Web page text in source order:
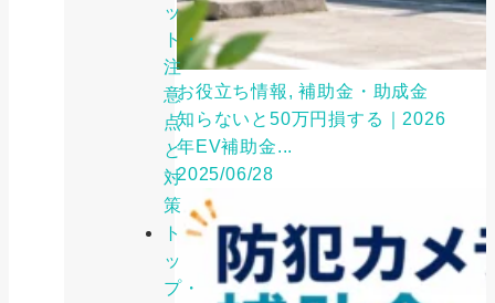
ッ
ト・
注
意
点
と
対
策
ト
ッ
プ・
お役立ち情報, 補助金・助成金
知らないと50万円損する｜2026
年EV補助金...
2025/06/28